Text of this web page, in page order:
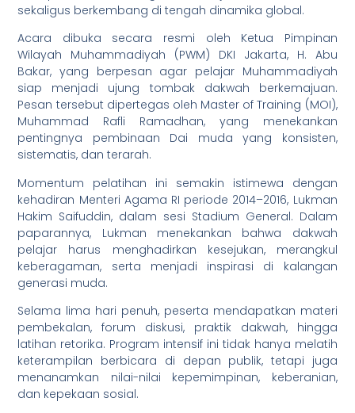
sekaligus berkembang di tengah dinamika global.
Acara dibuka secara resmi oleh Ketua Pimpinan
Wilayah Muhammadiyah (PWM) DKI Jakarta, H. Abu
Bakar, yang berpesan agar pelajar Muhammadiyah
siap menjadi ujung tombak dakwah berkemajuan.
Pesan tersebut dipertegas oleh Master of Training (MOI),
Muhammad Rafli Ramadhan, yang menekankan
pentingnya pembinaan Dai muda yang konsisten,
sistematis, dan terarah.
Momentum pelatihan ini semakin istimewa dengan
kehadiran Menteri Agama RI periode 2014–2016, Lukman
Hakim Saifuddin, dalam sesi Stadium General. Dalam
paparannya, Lukman menekankan bahwa dakwah
pelajar harus menghadirkan kesejukan, merangkul
keberagaman, serta menjadi inspirasi di kalangan
generasi muda.
Selama lima hari penuh, peserta mendapatkan materi
pembekalan, forum diskusi, praktik dakwah, hingga
latihan retorika. Program intensif ini tidak hanya melatih
keterampilan berbicara di depan publik, tetapi juga
menanamkan nilai-nilai kepemimpinan, keberanian,
dan kepekaan sosial.